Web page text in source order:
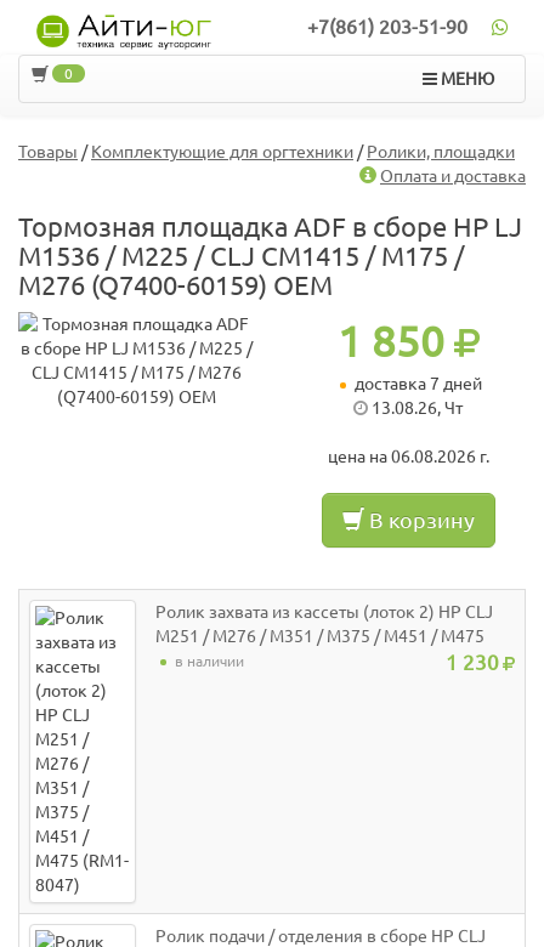
+7(861) 203-51-90
МЕНЮ
0
Товары /Комплектующие для оргтехники/Ролики, площадки
Оплата и доставка
Тормозная площадка ADF в сборе HP LJ
M1536 / M225 / CLJ CM1415 / M175 /
M276 (Q7400-60159) OEM
1 850
доставка 7 дней
13.08.26, Чт
цена на 06.08.2026 г.
В корзину
Ролик захвата из кассеты (лоток 2) HP CLJ
M251 / M276 / M351 / M375 / M451 / M475
(RM1-8047)
в наличии 1 230
Ролик подачи / отделения в сборе HP CLJ